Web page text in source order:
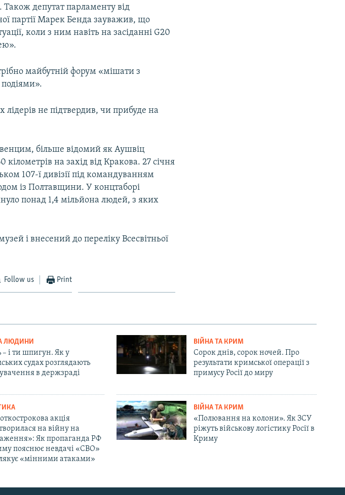
Також депутат парламенту від
партії Марек Бенда зауважив, що
коли з ним навіть на засіданні G20
майбутній форум «мішати з
не підтвердив, чи прибуде на
більше відомий як Аушвіц
на захід від Кракова. 27 січня
107-ї дивізії під командуванням
із Полтавщини. У концтаборі
понад 1,4 мільйона людей, з яких
і внесений до переліку Всесвітньої
Follow us Print
ЛЮДИНИ
і ти шпигун. Як у
судах розглядають
в держзраді
ВІЙНА ТА КРИМ
Сорок днів, сорок ночей. Про
результати кримської операції з
примусу Росії до миру
акція
на війну на
Як пропаганда РФ
пояснює невдачі «СВО»
«мінними атаками»
ВІЙНА ТА КРИМ
«Полювання на колони». Як ЗСУ
ріжуть військову логістику Росії в
Криму